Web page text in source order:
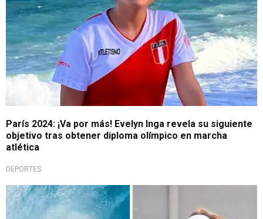
París 2024: ¡Va por más! Evelyn Inga revela su siguiente
objetivo tras obtener diploma olímpico en marcha
atlética
DEPORTES
En busca del oro